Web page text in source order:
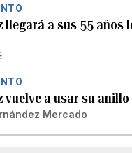
llegará a sus 55 años
vuelve a usar su anillo
Mercado